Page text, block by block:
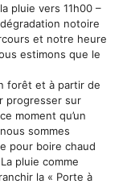
pluie vers 11h00 –
notoire
et notre heure
estimons que le
forêt et à partir de
progresser sur
moment qu’un
sommes
pour boire chaud
pluie comme
la « Porte à